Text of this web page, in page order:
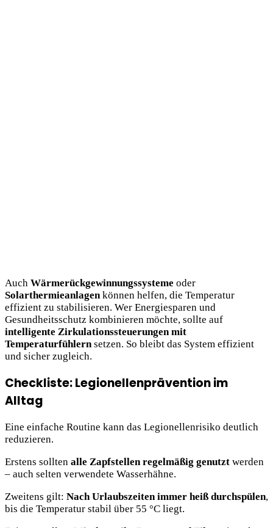
Auch Wärmerückgewinnungssysteme oder
Solarthermieanlagenkönnen helfen, die Temperatur
effizient zu stabilisieren. Wer Energiesparen und
Gesundheitsschutz kombinieren möchte, sollte auf
intelligente Zirkulationssteuerungen mit
Temperaturfühlernsetzen. So bleibt das System effizient
und sicher zugleich.
Checkliste: Legionellenprävention im
Alltag
Eine einfache Routine kann das Legionellenrisiko deutlich
reduzieren.
Erstens sollten alle Zapfstellen regelmäßig genutzt werden
– auch selten verwendete Wasserhähne.
Zweitens gilt: Nach Urlaubszeiten immer heiß durchspülen,
bis die Temperatur stabil über 55 °C liegt.